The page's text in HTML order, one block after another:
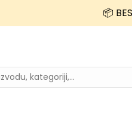
📦